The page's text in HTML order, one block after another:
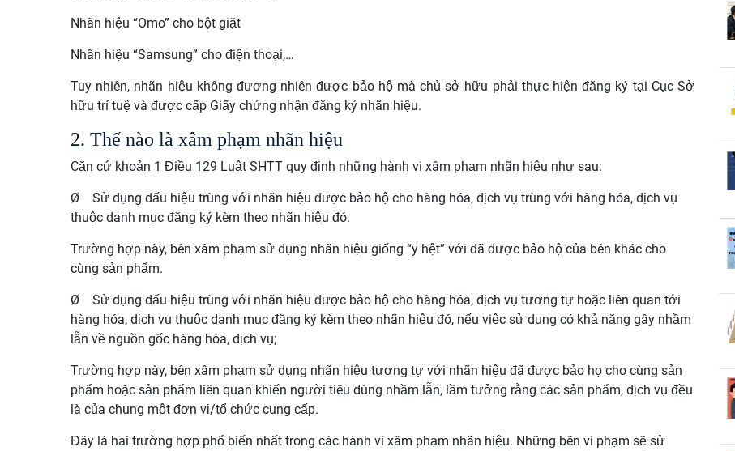
Nhãn hiệu “Omo” cho bột giặt
Nhãn hiệu “Samsung” cho điện thoại,…
Tuy nhiên, nhãn hiệu không đương nhiên được bảo hộ mà chủ sở hữu phải thực hiện đăng ký tại Cục Sở
hữu trí tuệ và được cấp Giấy chứng nhận đăng ký nhãn hiệu.
2. Thế nào là xâm phạm nhãn hiệu
Căn cứ khoản 1 Điều 129 Luật SHTT quy định những hành vi xâm phạm nhãn hiệu như sau:
Ø Sử dụng dấu hiệu trùng với nhãn hiệu được bảo hộ cho hàng hóa, dịch vụ trùng với hàng hóa, dịch vụ
thuộc danh mục đăng ký kèm theo nhãn hiệu đó.
Trường hợp này, bên xâm phạm sử dụng nhãn hiệu giống “y hệt” với đã được bảo hộ của bên khác cho
cùng sản phẩm.
Ø Sử dụng dấu hiệu trùng với nhãn hiệu được bảo hộ cho hàng hóa, dịch vụ tương tự hoặc liên quan tới
hàng hóa, dịch vụ thuộc danh mục đăng ký kèm theo nhãn hiệu đó, nếu việc sử dụng có khả năng gây nhầm
lẫn về nguồn gốc hàng hóa, dịch vụ;
Trường hợp này, bên xâm phạm sử dụng nhãn hiệu tương tự với nhãn hiệu đã được bảo họ cho cùng sản
phẩm hoặc sản phẩm liên quan khiến người tiêu dùng nhầm lẫn, lầm tưởng rằng các sản phẩm, dịch vụ đều
là của chung một đơn vị/tổ chức cung cấp.
Đây là hai trường hợp phổ biến nhất trong các hành vi xâm phạm nhãn hiệu. Những bên vi phạm sẽ sử